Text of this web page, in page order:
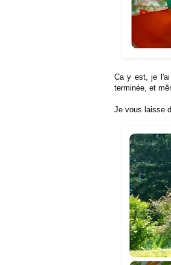
Ca y est, je l'ai
terminée, et
Je vous laisse